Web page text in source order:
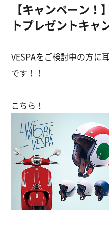
【キャンペーン！
トプレゼントキャ
VESPAをご検討中の方に
です！！
こちら！